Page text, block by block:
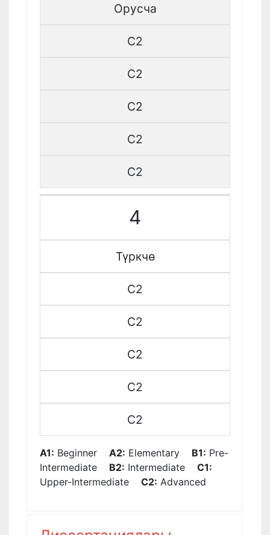
Орусча
C2
C2
C2
C2
C2
4
Түркчө
C2
C2
C2
C2
C2
A1: Beginner A2: Elementary B1: Pre-
Intermediate B2: Intermediate C1:
Upper-Intermediate C2: Advanced